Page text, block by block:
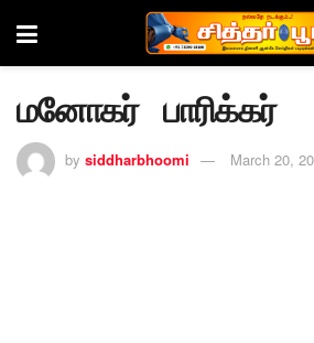
மனோகர் பாரிக்கர்
by siddharbhoomi March 20,